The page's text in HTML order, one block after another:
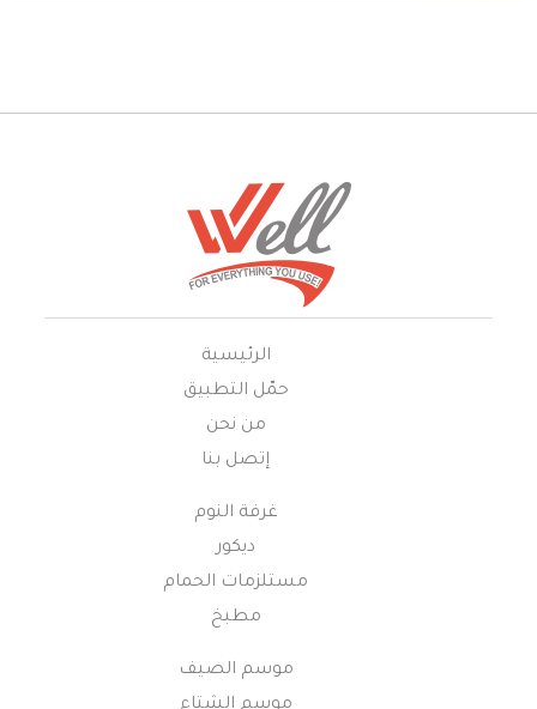
الرئيسية
حمّل التطبيق
من نحن
إتصل بنا
غرفة النوم
ديكور
مستلزمات الحمام
مطبخ
موسم الصيف
موسم الشتاء